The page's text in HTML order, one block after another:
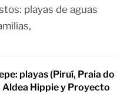
playas de aguas
playas (Piruí, Praia do
Aldea Hippie y Proyecto